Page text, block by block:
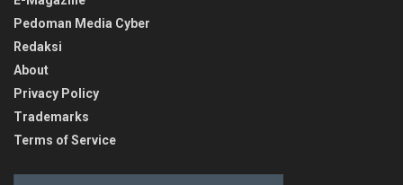
Pedoman Media Cyber
Redaksi
About
Privacy Policy
Trademarks
Terms of Service